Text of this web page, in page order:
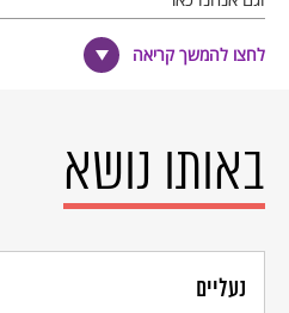
רוצים לבכות לבכות איתם
רוצים לבכות והדמעות אינן יורדות,
כי כשהמלאכים בוכים…
לחצו להמשך קריאה
באותו נושא
נעליים